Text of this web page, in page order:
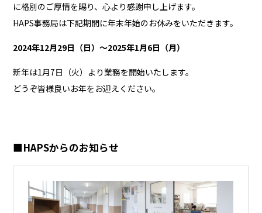
に格別のご厚情を賜り、心より感謝申し上げます。
HAPS事務局は下記期間に年末年始のお休みをいただきます。
2024年12月29日（日）〜2025年1月6日（月）
新年は1月7日（火）より業務を開始いたします。
どうぞ皆様良いお年をお迎えください。
■HAPSからのお知らせ